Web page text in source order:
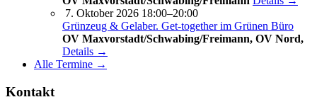
7. Oktober 2026 18:00–20:00
Grünzeug & Gelaber. Get-to­ge­ther im Grünen Büro
OV Maxvorstadt/Schwabing/Freimann, OV Nord,
Details →
Alle Termine →
Kontakt